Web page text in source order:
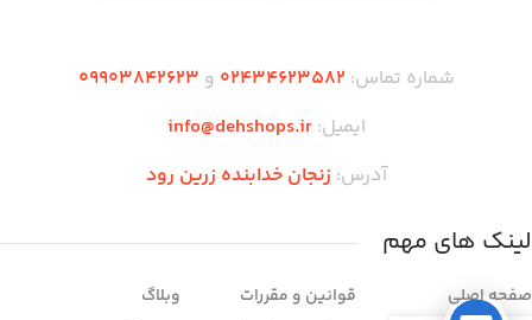
شماره تماس: 02434623582 و 09903842623
ایمیل:info@dehshops.ir
آدرس: زنجان خدابنده زرین رود
لینک های مهم
صفحه اصلی
قوانین و مقررات
وبلاگ